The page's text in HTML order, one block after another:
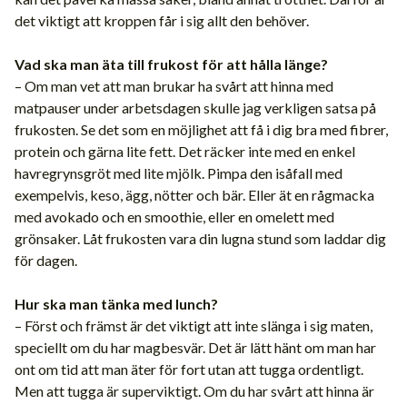
det viktigt att kroppen får i sig allt den behöver.
Vad ska man äta till frukost för att hålla länge?
– Om man vet att man brukar ha svårt att hinna med
matpauser under arbetsdagen skulle jag verkligen satsa på
frukosten. Se det som en möjlighet att få i dig bra med fibrer,
protein och gärna lite fett. Det räcker inte med en enkel
havregrynsgröt med lite mjölk. Pimpa den isåfall med
exempelvis, keso, ägg, nötter och bär. Eller ät en rågmacka
med avokado och en smoothie, eller en omelett med
grönsaker. Låt frukosten vara din lugna stund som laddar dig
för dagen.
Hur ska man tänka med lunch?
– Först och främst är det viktigt att inte slänga i sig maten,
speciellt om du har magbesvär. Det är lätt hänt om man har
ont om tid att man äter för fort utan att tugga ordentligt.
Men att tugga är superviktigt. Om du har svårt att hinna är